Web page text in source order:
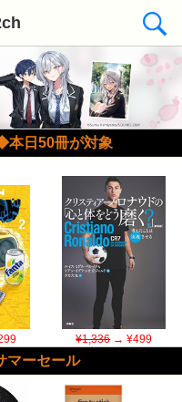
本日50冊が対象
¥1,336→ ¥499
マーセール